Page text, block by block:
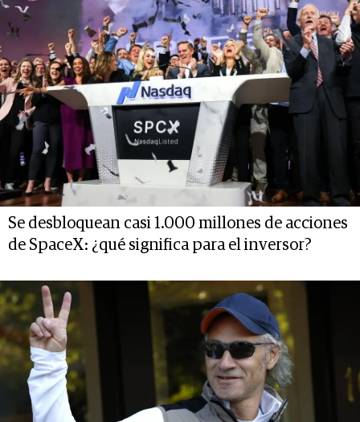
Se desbloquean casi 1.000 millones de acciones
de SpaceX: ¿qué significa para el inversor?